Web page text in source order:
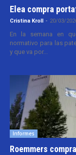
Elea compra
Cristina Kroll - 20/03/
En la semana en
normativo para las
y que va por...
Informes
Roemmers